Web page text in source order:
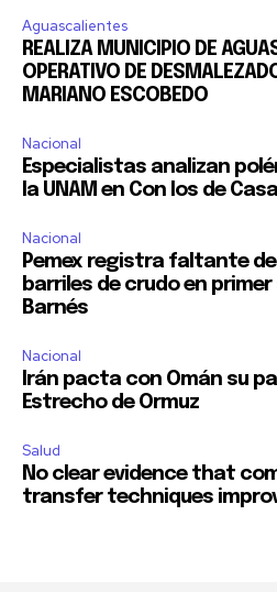
Aguascalientes
REALIZA MUNICIPIO DE
OPERATIVO DE
MARIANO ESCOBEDO
Nacional
Especialistas analizan
la UNAM en Con los de Casa
Nacional
Pemex registra faltante de
barriles de crudo en
Barnés
Nacional
Irán pacta con Omán su
Estrecho de Ormuz
Salud
No clear evidence that
transfer techniques